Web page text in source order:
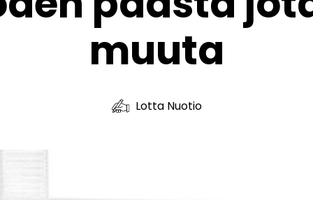
muuta
Lotta Nuotio